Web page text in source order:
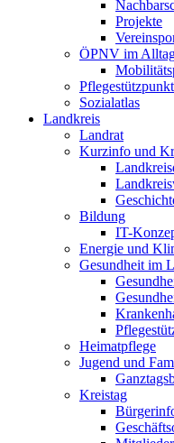
Projekte
ÖPNV im
Pflegestützpunkt
Sozialatlas
Landkreis
Landrat
Kurzinfo und
Bildung
IT-
Energie und
Gesundheit im
Heimatpflege
Jugend und
Kreistag